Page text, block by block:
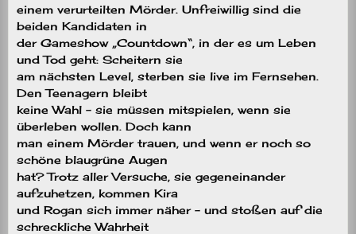
einem verurteilten Mörder. Unfreiwillig sind die
beiden Kandidaten in
der Gameshow „Countdown“, in der es um Leben
und Tod geht: Scheitern sie
am nächsten Level, sterben sie live im Fernsehen.
Den Teenagern bleibt
keine Wahl – sie müssen mitspielen, wenn sie
überleben wollen. Doch kann
man einem Mörder trauen, und wenn er noch so
schöne blaugrüne Augen
hat? Trotz aller Versuche, sie gegeneinander
aufzuhetzen, kommen Kira
und Rogan sich immer näher – und stoßen auf die
schreckliche Wahrheit